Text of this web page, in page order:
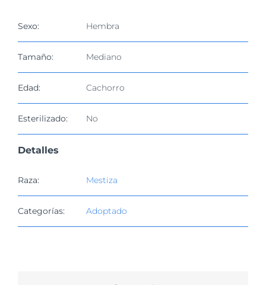
imagen
Sexo: Hembra
Tamaño: Mediano
Edad: Cachorro
Esterilizado: No
Detalles
Raza: Mestiza
Categorías: Adoptado